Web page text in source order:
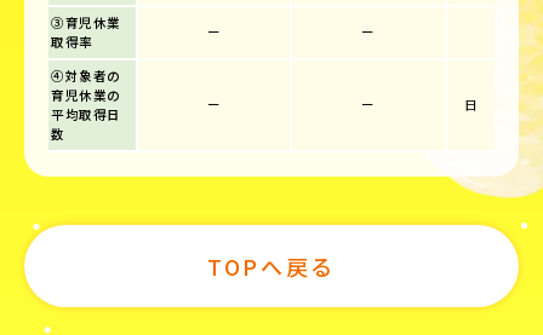
③育児休業
取得率
ー ー
④対象者の
育児休業の
平均取得日
数
ー ー 日
TOPへ戻る